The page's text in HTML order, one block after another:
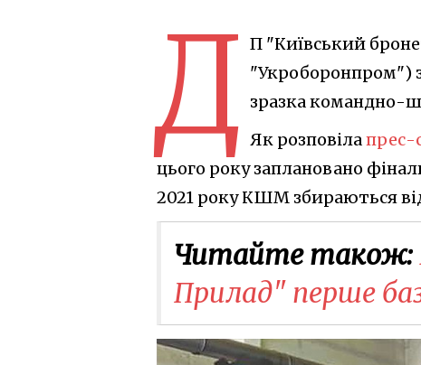
Д П "Київський
"Укроборонпром")
зразка командно-
Як розповіла прес-
цього року заплановано
2021 року КШМ збираються
Читайте також:
Прилад" перше